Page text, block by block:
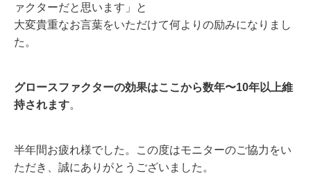
ァクターだと思います」と
大変貴重なお言葉をいただけて何よりの励みになりまし
た。
グロースファクターの効果はここから数年〜10年以上維
持されます。
半年間お疲れ様でした。この度はモニターのご協力をい
ただき、誠にありがとうございました。